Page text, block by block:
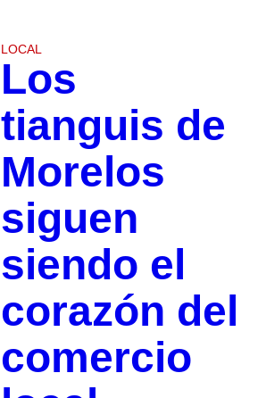
LOCAL
Los
tianguis de
Morelos
siguen
siendo el
corazón del
comercio